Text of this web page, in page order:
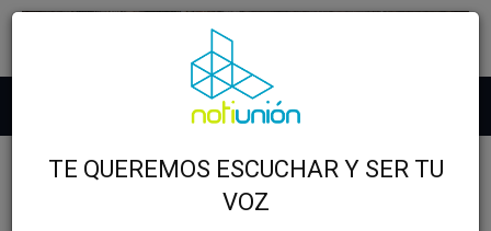
Inicio
Alarma en SLP: registran nacimiento de bebé con madre de 11
años y padre de 47
PARTOS-1-819x1024
PARTOS-1-819×1024
TE QUEREMOS ESCUCHAR Y SER TU
VOZ